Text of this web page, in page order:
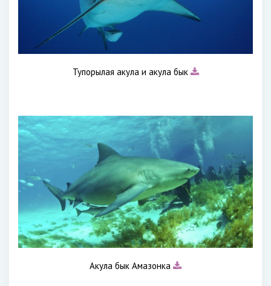
Тупорылая акула и акула бык
Акула бык Амазонка